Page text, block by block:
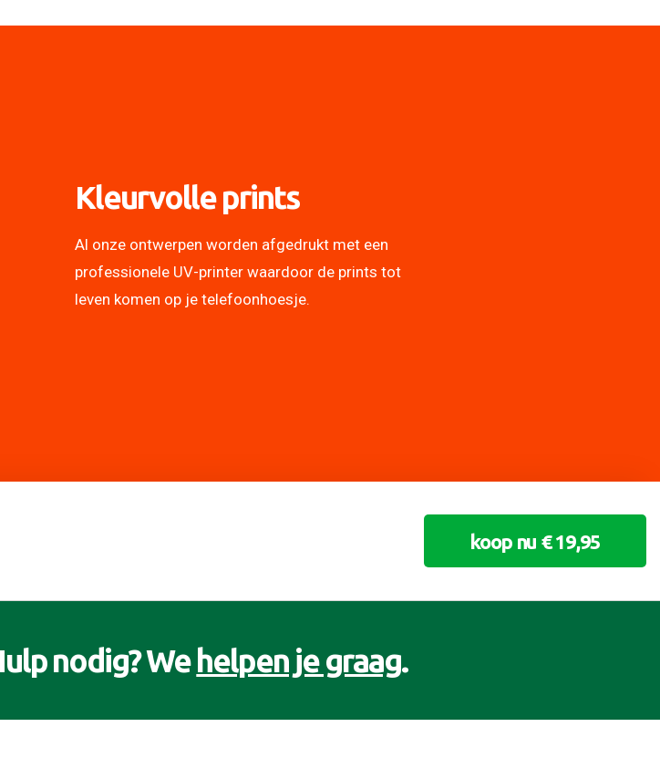
Kleurvolle prints
Al onze ontwerpen worden afgedrukt met een
professionele UV-printer waardoor de prints tot
leven komen op je telefoonhoesje.
koop nu € 19,95
nodig? We helpen je graag.